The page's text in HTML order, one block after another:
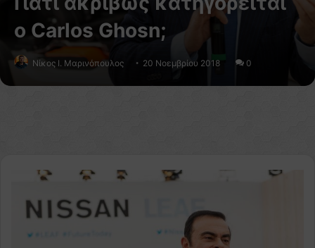
ο Carlos Ghosn;
Nίκος Ι. Mαρινόπουλος 20 Νοεμβρίου 2018 0